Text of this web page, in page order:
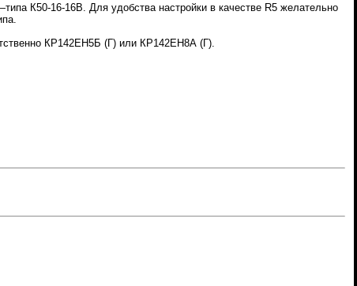
К50-16-16В. Для удобства настройки в качестве R5 желательно
КР142ЕН5Б (Г) или КР142ЕН8А (Г).